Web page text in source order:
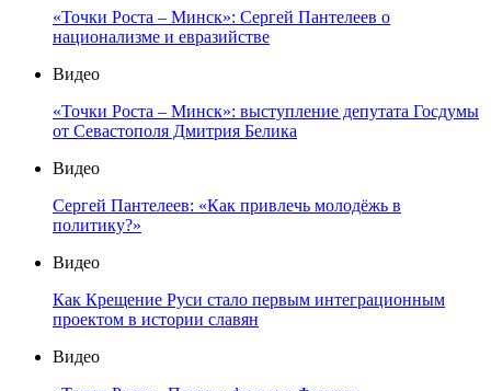
«Точки роста: Евразийская повестка 2030». Презентация
в редакции журнала «Международная жизнь»
Видео
Дзермант и Пантелеев о русскости
основаниях евразийской интеграции
национализме и евразийстве